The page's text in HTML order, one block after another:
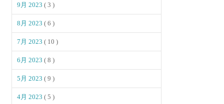
9月 2023( 3 )
8月 2023( 6 )
7月 2023( 10 )
6月 2023( 8 )
5月 2023( 9 )
4月 2023( 5 )